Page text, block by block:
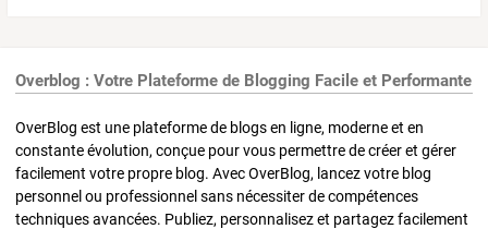
Overblog : Votre Plateforme de Blogging Facile et Performante
OverBlog est une plateforme de blogs en ligne, moderne et en
constante évolution, conçue pour vous permettre de créer et gérer
facilement votre propre blog. Avec OverBlog, lancez votre blog
personnel ou professionnel sans nécessiter de compétences
techniques avancées. Publiez, personnalisez et partagez facilement